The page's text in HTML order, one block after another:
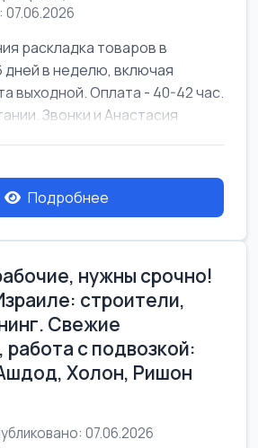
раскладка товаров в
дней в неделю, включая
выходной. Оплата - 40-42 час.
Звонки и Анастасия
Подробнее
нужны срочно!
строители,
Свежие
работа с подвозкой:
Холон, Ришон
07.06.2026